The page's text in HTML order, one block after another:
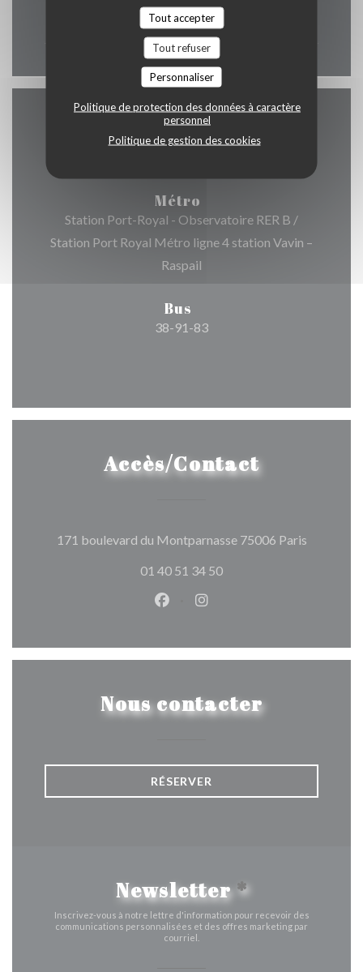
Tout accepter
Tout refuser
Personnaliser
Politique de protection des données à caractère
personnel
Politique de gestion des cookies
12h00 - 00h00
Accès
Métro
Station Port-Royal - Observatoire RER B /
Station Port Royal Métro ligne 4 station Vavin –
Raspail
Bus
38-91-83
Accès/Contact
171 boulevard du Montparnasse 75006 Paris((ouvre
01 40 51 34 50
Facebook ((ouvre une
Instagram ((ouvre une
Nous contacter
RÉSERVER
Newsletter*
Inscrivez-vous à notre lettre d'information pour recevoir des
communications personnalisées et des offres marketing par
courriel.